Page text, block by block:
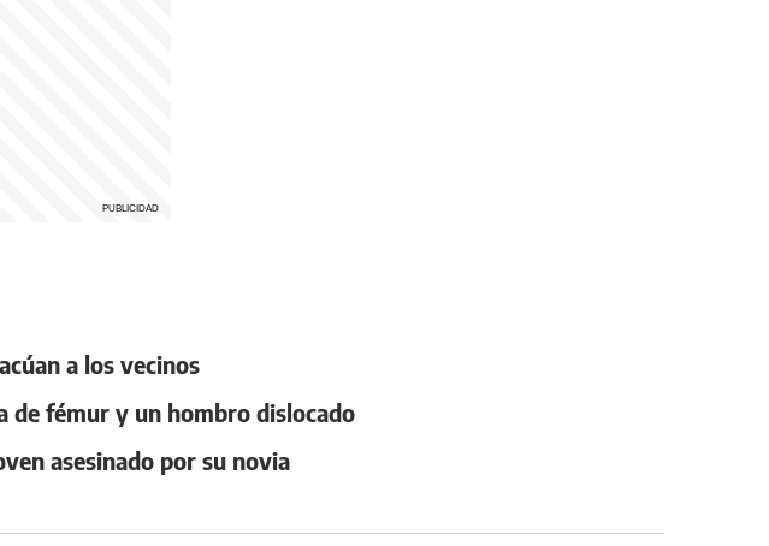
a los vecinos
de fémur y un hombro dislocado
asesinado por su novia